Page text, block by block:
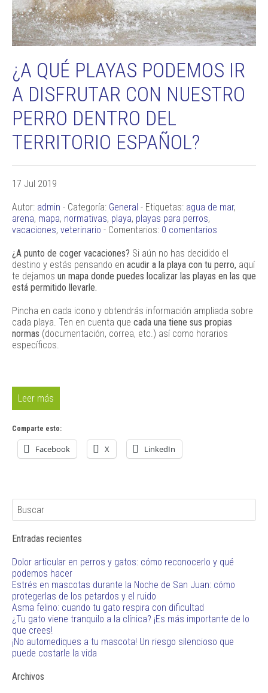
¿A QUÉ PLAYAS PODEMOS IR
A DISFRUTAR CON NUESTRO
PERRO DENTRO DEL
TERRITORIO ESPAÑOL?
17 Jul 2019
Autor: admin - Categoría: General - Etiquetas: agua de mar,
arena, mapa, normativas, playa, playas para perros,
vacaciones, veterinario - Comentarios: 0 comentarios
¿A punto de coger vacaciones? Si aún no has decidido el
destino y estás pensando en acudir a la playa con tu perro, aquí
te dejamos un mapa donde puedes localizar las playas en las que
está permitido llevarle.
Pincha en cada icono y obtendrás información ampliada sobre
cada playa. Ten en cuenta que cada una tiene sus propias
normas (documentación, correa, etc.) así como horarios
específicos.
Leer más
Comparte esto:
Facebook X LinkedIn
Entradas recientes
Dolor articular en perros y gatos: cómo reconocerlo y qué
podemos hacer
Estrés en mascotas durante la Noche de San Juan: cómo
protegerlas de los petardos y el ruido
Asma felino: cuando tu gato respira con dificultad
¿Tu gato viene tranquilo a la clínica? ¡Es más importante de lo
que crees!
¡No automediques a tu mascota! Un riesgo silencioso que
puede costarle la vida
Archivos